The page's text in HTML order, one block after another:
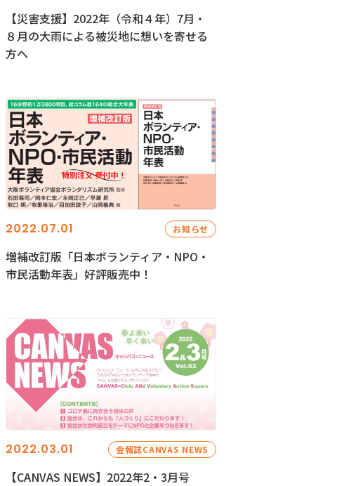
【災害支援】2022年（令和４年）7月・
８月の大雨による被災地に想いを寄せる
方へ
2022.07.01 お知らせ
増補改訂版「日本ボランティア・NPO・
市民活動年表」好評販売中！
2022.03.01 会報誌CANVAS NEWS
【CANVAS NEWS】2022年2・3月号